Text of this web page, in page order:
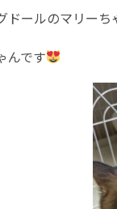
ドールのマリー
んです